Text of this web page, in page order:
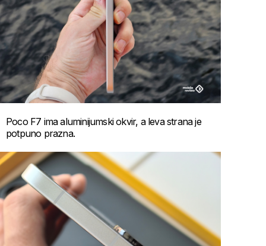
Poco F7 ima aluminijumski okvir, a leva strana je
potpuno prazna.